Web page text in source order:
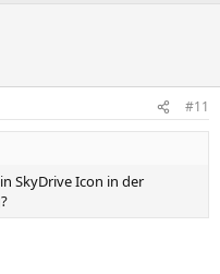
#11
SkyDrive Icon in der